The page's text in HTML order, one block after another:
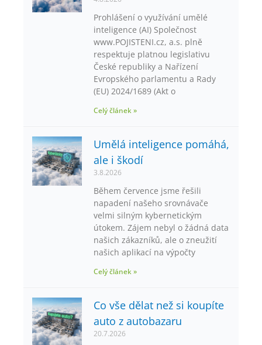
Prohlášení o využívání umělé
inteligence (AI) Společnost
www.POJISTENI.cz, a.s. plně
respektuje platnou legislativu
České republiky a Nařízení
Evropského parlamentu a Rady
(EU) 2024/1689 (Akt o
Celý článek »
Umělá inteligence pomáhá,
ale i škodí
3.8.2026
Během července jsme řešili
napadení našeho srovnávače
velmi silným kybernetickým
útokem. Zájem nebyl o žádná data
našich zákazníků, ale o zneužití
našich aplikací na výpočty
Celý článek »
Co vše dělat než si koupíte
auto z autobazaru
20.7.2026